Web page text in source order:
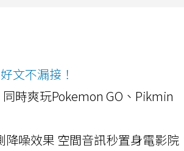
文不漏接！
時爽玩Pokemon GO、Pikmin
降噪效果 空間音訊秒置身電影院